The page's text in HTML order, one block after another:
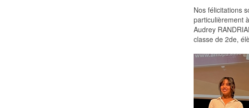
Nos félicitations
particulièrement
Audrey
classe de 2de,